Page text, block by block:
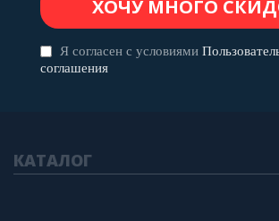
Я согласен с условиями
соглашения
КАТАЛОГ